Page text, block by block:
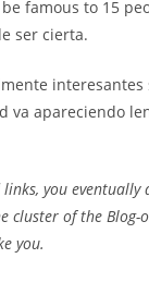
famous to 15
ser cierta.
interesantes
va apareciendo
links, you
cluster of the Blog-
you.